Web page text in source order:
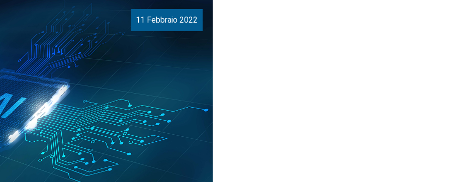
11 Febbraio 2022